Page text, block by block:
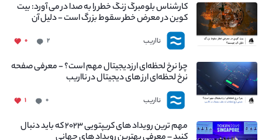
کارشناس بلومبرگ زنگ خطر را به صدا در می آورد: بیت
کوین در معرض خطر سقوط بزرگ است - دلیل آن
چیست؟
نااریب ۲ ۰
چرا نرخ لحظه‌ای ارزدیجیتال مهم است؟ - معرفی صفحه
نرخ لحظه‌ای ارز های دیجیتال در نااریب
نااریب ۰ ۱
مهم ترین رویداد های کریپتویی ۲۰۲۳ که باید دنبال